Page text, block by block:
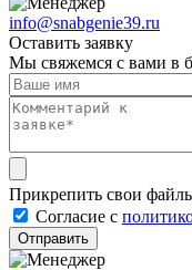
info@snabgenie39.ru
Оставить заявку
Мы свяжемся с вами в
Прикрепить свои
Cогласие с
Отправить